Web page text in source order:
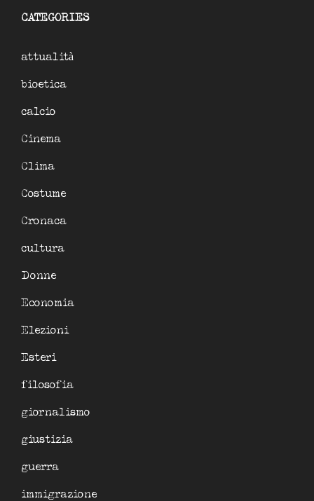
CATEGORIES
attualità
bioetica
calcio
Cinema
Clima
Costume
Cronaca
cultura
Donne
Economia
Elezioni
Esteri
filosofia
giornalismo
giustizia
guerra
immigrazione